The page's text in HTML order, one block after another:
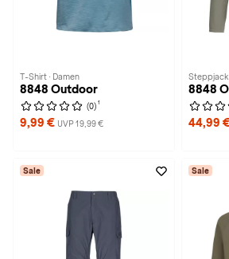
T-Shirt · Damen
8848 Outdoor
(0) 1
9,99 € UVP 19,99 €
8848
44,99
Sale Sale